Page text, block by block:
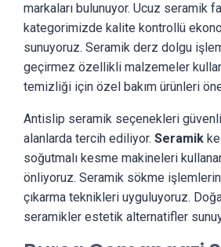
markaları bulunuyor. Ucuz seramik
kategorimizde kalite kontrollü
sunuyoruz. Seramik derz dolgu
geçirmez özellikli malzemeler
temizliği için özel bakım ürünleri
Antislip seramik seçenekleri
alanlarda tercih ediliyor. Seramik
soğutmalı kesme makineleri
önliyoruz. Seramik sökme
çıkarma teknikleri uyguluyoruz.
seramikler estetik alternatifler